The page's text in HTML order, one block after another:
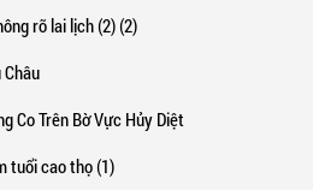
rõ lai lịch (2) (2)
Co Trên Bờ Vực Hủy Diệt
tuổi cao thọ (1)